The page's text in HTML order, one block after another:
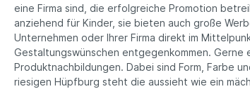
eine Firma sind, die erfolgreiche Promotion
anziehend für Kinder, sie bieten auch große
Unternehmen oder Ihrer Firma direkt im
Gestaltungswünschen entgegenkommen.
Produktnachbildungen. Dabei sind Form, Farbe
riesigen Hüpfburg steht die aussieht wie ein